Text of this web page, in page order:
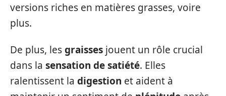
versions riches en matières grasses, voire
plus.
De plus, lesgraisses jouent un rôle crucial
dans la sensation de satiété. Elles
ralentissent la digestion et aident à